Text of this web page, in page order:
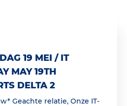
19 MEI / IT
MAY 19TH
DELTA 2
Geachte relatie, Onze IT-